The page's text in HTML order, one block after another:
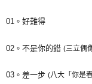
01 。好難得
02 。不是你的錯 (三立偶
03 。差一步 (八大「你是